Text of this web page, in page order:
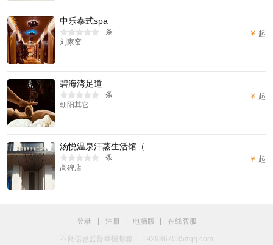
中乐泰式spa
条
刘家窑
￥ 起
碧海湾足道
条
朝阳其它
￥ 起
汤悦温泉汗蒸生活馆（
条
高碑店
￥ 起
登录 注册 电脑版 在线客服
不良信息监督举报邮箱： 1929867035#qq.com